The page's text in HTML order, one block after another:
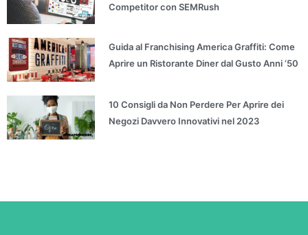
Competitor con SEMRush
Guida al Franchising America Graffiti: Come
Aprire un Ristorante Diner dal Gusto Anni ’50
10 Consigli da Non Perdere Per Aprire dei
Negozi Davvero Innovativi nel 2023